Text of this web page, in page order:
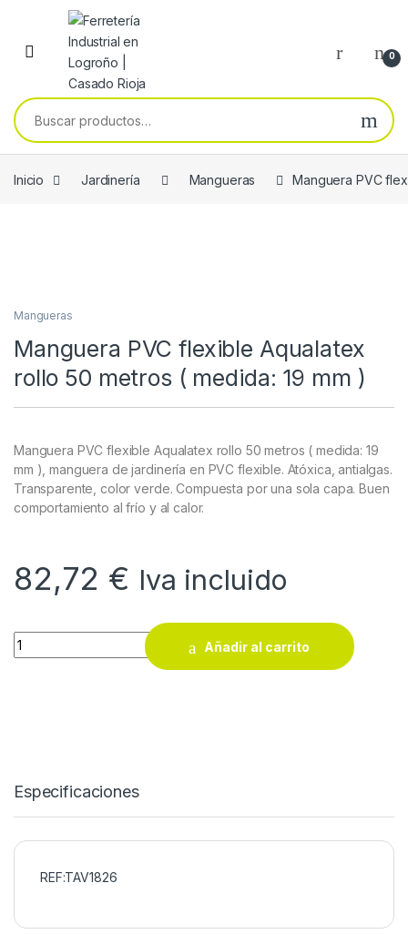
Skip to navigation
Skip to content
0
Buscar por:
Inicio Jardinería Mangueras Manguera PVC
Mangueras
Manguera PVC flexible Aqualatex
rollo 50 metros ( medida: 19 mm )
Manguera PVC flexible Aqualatex rollo 50 metros ( medida: 19
mm ), manguera de jardinería en PVC flexible. Atóxica, antialgas.
Transparente, color verde. Compuesta por una sola capa. Buen
comportamiento al frío y al calor.
82,72 € Iva incluido
Manguera PVC flexible Aqualatex rollo 50 metros ( medida:
Añadir al carrito
Especificaciones
REF:TAV1826